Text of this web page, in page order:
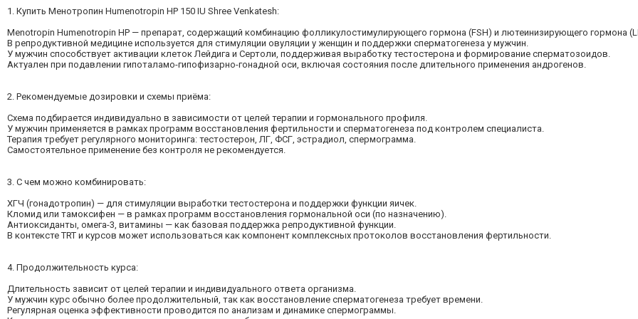
1. Купить Менотропин Humenotropin HP 150 IU Shree Venkatesh:
Menotropin Humenotropin HP — препарат, содержащий комбинацию фолликулостимулирующего гормона (FSH) и лютеинизирующего гормона
В репродуктивной медицине используется для стимуляции овуляции у женщин и поддержки сперматогенеза у мужчин.
У мужчин способствует активации клеток Лейдига и Сертоли, поддерживая выработку тестостерона и формирование сперматозоидов.
Актуален при подавлении гипоталамо-гипофизарно-гонадной оси, включая состояния после длительного применения андрогенов.
2. Рекомендуемые дозировки и схемы приёма:
Схема подбирается индивидуально в зависимости от целей терапии и гормонального профиля.
У мужчин применяется в рамках программ восстановления фертильности и сперматогенеза под контролем специалиста.
Терапия требует регулярного мониторинга: тестостерон, ЛГ, ФСГ, эстрадиол, спермограмма.
Самостоятельное применение без контроля не рекомендуется.
3. С чем можно комбинировать:
ХГЧ (гонадотропин) — для стимуляции выработки тестостерона и поддержки функции яичек.
Кломид или тамоксифен — в рамках программ восстановления гормональной оси (по назначению).
Антиоксиданты, омега-3, витамины — как базовая поддержка репродуктивной функции.
В контексте TRT и курсов может использоваться как компонент комплексных протоколов восстановления фертильности.
4. Продолжительность курса:
Длительность зависит от целей терапии и индивидуального ответа организма.
У мужчин курс обычно более продолжительный, так как восстановление сперматогенеза требует времени.
Регулярная оценка эффективности проводится по анализам и динамике спермограммы.